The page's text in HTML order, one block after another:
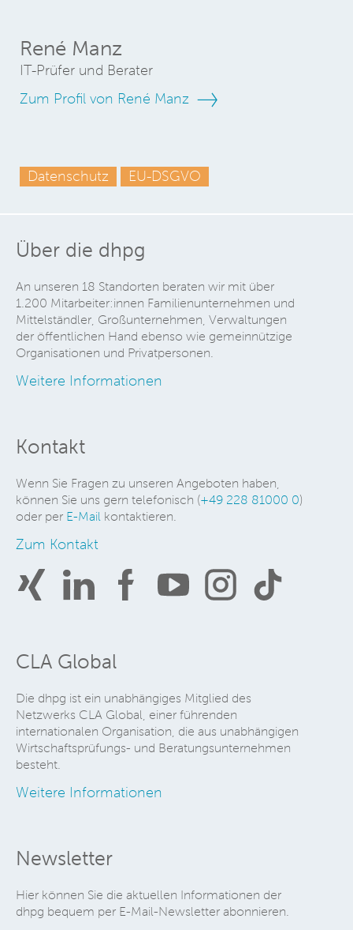
René Manz
IT-Prüfer und Berater
Zum Profil von René Manz
Datenschutz EU-DSGVO
Über die dhpg
An unseren 18 Standorten beraten wir mit über
1.200 Mitarbeiter:innen Familienunternehmen und
Mittelständler, Großunternehmen, Verwaltungen
der öffentlichen Hand ebenso wie gemeinnützige
Organisationen und Privatpersonen.
Weitere Informationen
Kontakt
Wenn Sie Fragen zu unseren Angeboten haben,
können Sie uns gern telefonisch (+49 228 81000 0)
oder per E-Mail kontaktieren.
Zum Kontakt
CLA Global
Die dhpg ist ein unabhängiges Mitglied des
Netzwerks CLA Global, einer führenden
internationalen Organisation, die aus unabhängigen
Wirtschaftsprüfungs- und Beratungsunternehmen
besteht.
Weitere Informationen
Newsletter
Hier können Sie die aktuellen Informationen der
dhpg bequem per E-Mail-Newsletter abonnieren.